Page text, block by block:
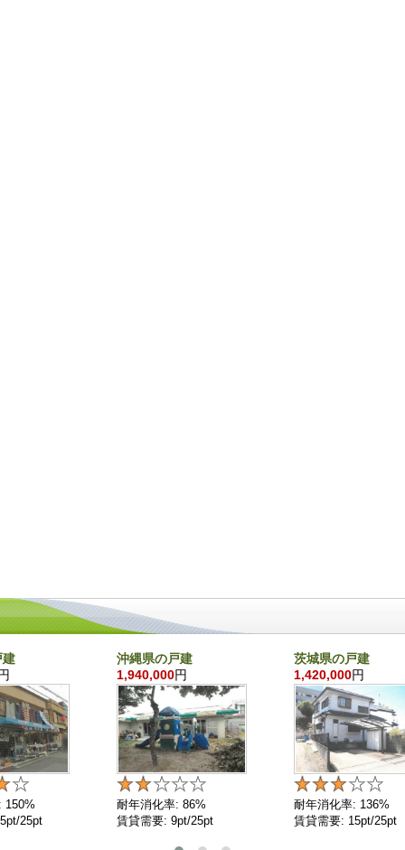
建
150%
25pt
沖縄県の戸建
1,940,000円
耐年消化率: 86%
賃貸需要: 9pt/25pt
茨城県の戸建
1,420,000円
耐年消化率: 136%
賃貸需要: 15pt/25pt